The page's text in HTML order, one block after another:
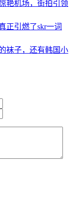
艳机场，街拍引领
正引燃了skr一词
袜子，还有韩国小